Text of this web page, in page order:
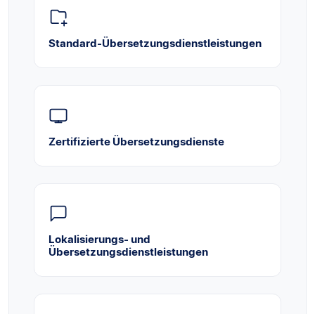
Standard-Übersetzungsdienstleistungen
Zertifizierte Übersetzungsdienste
Lokalisierungs- und
Übersetzungsdienstleistungen